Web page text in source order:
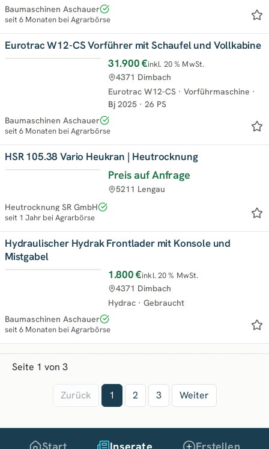
Baumaschinen Aschauer
seit 6 Monaten bei Agrarbörse
Eurotrac W12-CS Vorführer mit Schaufel und Vollkabine
31.900 €inkl. 20 % MwSt.
Eurotrac W12-CS · Vorführmaschine ·
Bj 2025 ·26 PS
4371 Dimbach
Baumaschinen Aschauer
seit 6 Monaten bei Agrarbörse
HSR 105.38 Vario Heukran | Heutrocknung
Preis auf Anfrage
5211 Lengau
Heutrocknung SR GmbH
seit 1 Jahr bei Agrarbörse
Hydraulischer Hydrak Frontlader mit Konsole und
Mistgabel
1.800 €inkl. 20 % MwSt.
Hydrac · Gebraucht
4371 Dimbach
Baumaschinen Aschauer
seit 6 Monaten bei Agrarbörse
Seite 1 von 3
Zurück 1 2 3 Weiter